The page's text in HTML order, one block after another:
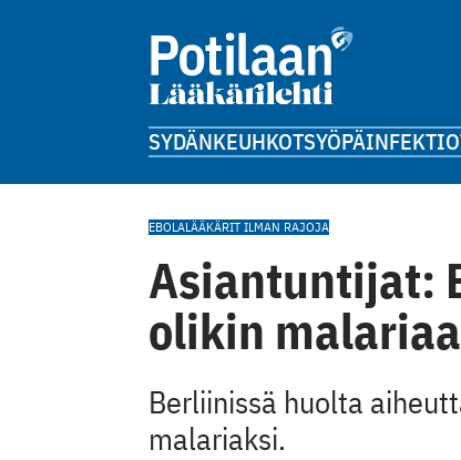
SYDÄNKEUHKOTSYÖPÄ
EBOLALÄÄKÄRIT ILMAN RAJOJA
Asiantuntijat:
olikin malariaa
Berliinissä huolta
malariaksi.